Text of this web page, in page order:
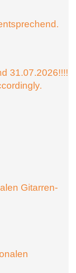
31.07.2026!!!!
Gitarren-